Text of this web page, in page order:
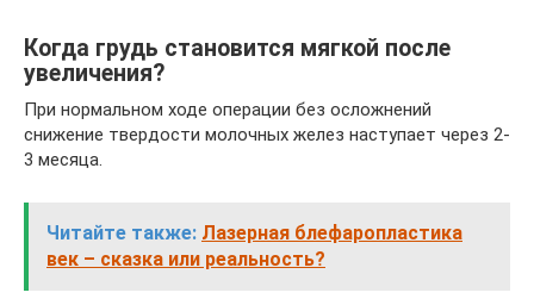
Когда грудь становится мягкой после
увеличения?
При нормальном ходе операции без осложнений
снижение твердости молочных желез наступает через 2-
3 месяца.
Читайте также: Лазерная блефаропластика
век – сказка или реальность?